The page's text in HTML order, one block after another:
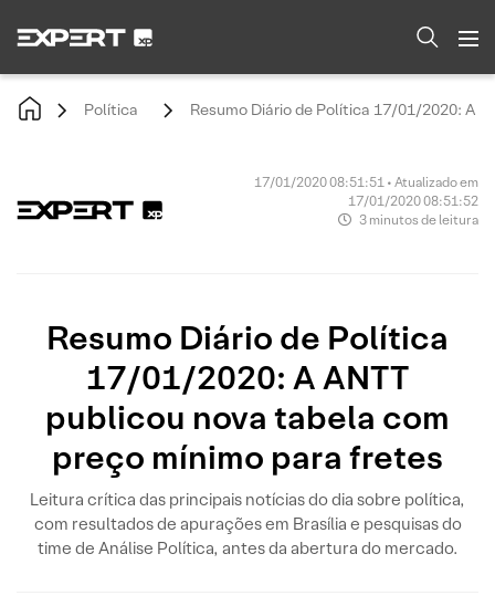
Política Resumo Diário de Política 17/01/2020: A
17/01/2020 08:51:51 • Atualizado em
17/01/2020 08:51:52
3 minutos de leitura
Resumo Diário de Política
17/01/2020: A ANTT
publicou nova tabela com
preço mínimo para fretes
Leitura crítica das principais notícias do dia sobre política,
com resultados de apurações em Brasília e pesquisas do
time de Análise Política, antes da abertura do mercado.